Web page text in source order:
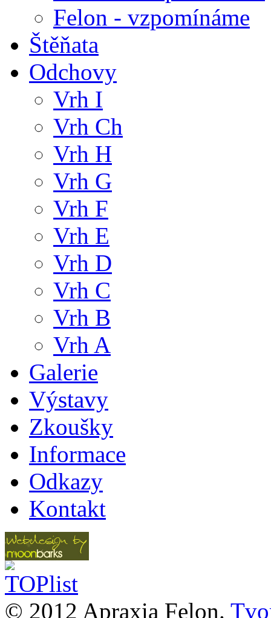
Felon - vzpomínáme
Štěňata
Odchovy
Vrh I
Vrh Ch
Vrh H
Vrh G
Vrh F
Vrh E
Vrh D
Vrh C
Vrh B
Vrh A
Galerie
Výstavy
Zkoušky
Informace
Odkazy
Kontakt
© 2012 Apraxia Felon.